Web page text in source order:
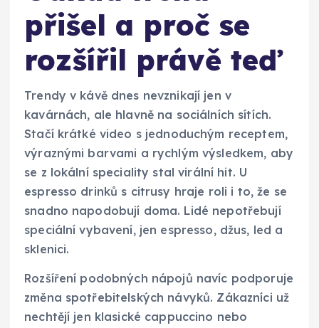
přišel a proč se
rozšířil právě teď
Trendy v kávě dnes nevznikají jen v
kavárnách, ale hlavně na sociálních sítích.
Stačí krátké video s jednoduchým receptem,
výraznými barvami a rychlým výsledkem, aby
se z lokální speciality stal virální hit. U
espresso drinků s citrusy hraje roli i to, že se
snadno napodobují doma. Lidé nepotřebují
speciální vybavení, jen espresso, džus, led a
sklenici.
Rozšíření podobných nápojů navíc podporuje
změna spotřebitelských návyků. Zákazníci už
nechtějí jen klasické cappuccino nebo